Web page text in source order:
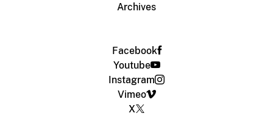
Archives
Facebook
Youtube
Instagram
Vimeo
X